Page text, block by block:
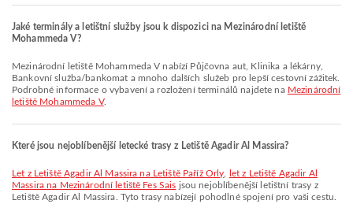
Jaké terminály a letištní služby jsou k dispozici na Mezinárodní letiště
Mohammeda V?
Mezinárodní letiště Mohammeda V nabízí Půjčovna aut, Klinika a lékárny,
Bankovní služba/bankomat a mnoho dalších služeb pro lepší cestovní zážitek.
Podrobné informace o vybavení a rozložení terminálů najdete na Mezinárodní
letiště Mohammeda V.
Které jsou nejoblíbenější letecké trasy z Letiště Agadir Al Massira?
let z Letiště Agadir Al Massira na Letiště Paříž Orly
let z Letiště Agadir Al
Massira na Mezinárodní letiště Fes Sais jsou nejoblíbenější letištní trasy z
Letiště Agadir Al Massira. Tyto trasy nabízejí pohodlné spojení pro vaši cestu.